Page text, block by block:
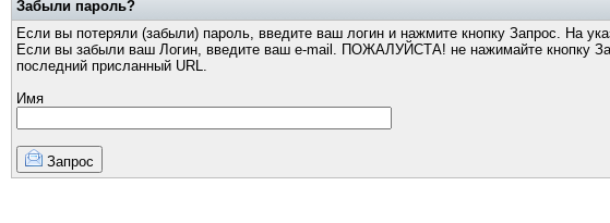
Забыли пароль?
Если вы потеряли (забыли) пароль, введите ваш логин и нажмите кнопку Запрос. На
Если вы забыли ваш Логин, введите ваш e-mail. ПОЖАЛУЙСТА! не нажимайте кнопку
последний присланный URL.
Имя
Запрос